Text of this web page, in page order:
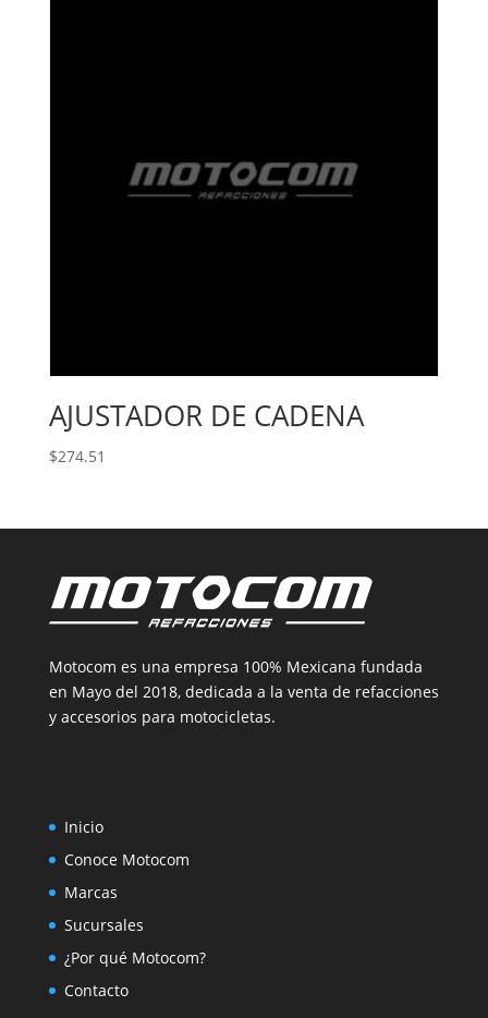
AJUSTADOR DE CADENA
$274.51
Motocom es una empresa 100% Mexicana fundada
en Mayo del 2018, dedicada a la venta de refacciones
y accesorios para motocicletas.
Inicio
Conoce Motocom
Marcas
Sucursales
¿Por qué Motocom?
Contacto